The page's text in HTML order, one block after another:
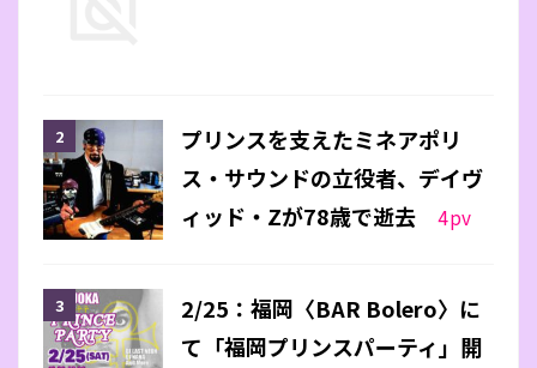
プリンスを支えたミネアポリ
ス・サウンドの立役者、デイヴ
ィッド・Zが78歳で逝去
4pv
2/25：福岡〈BAR Bolero〉に
て「福岡プリンスパーティ」開